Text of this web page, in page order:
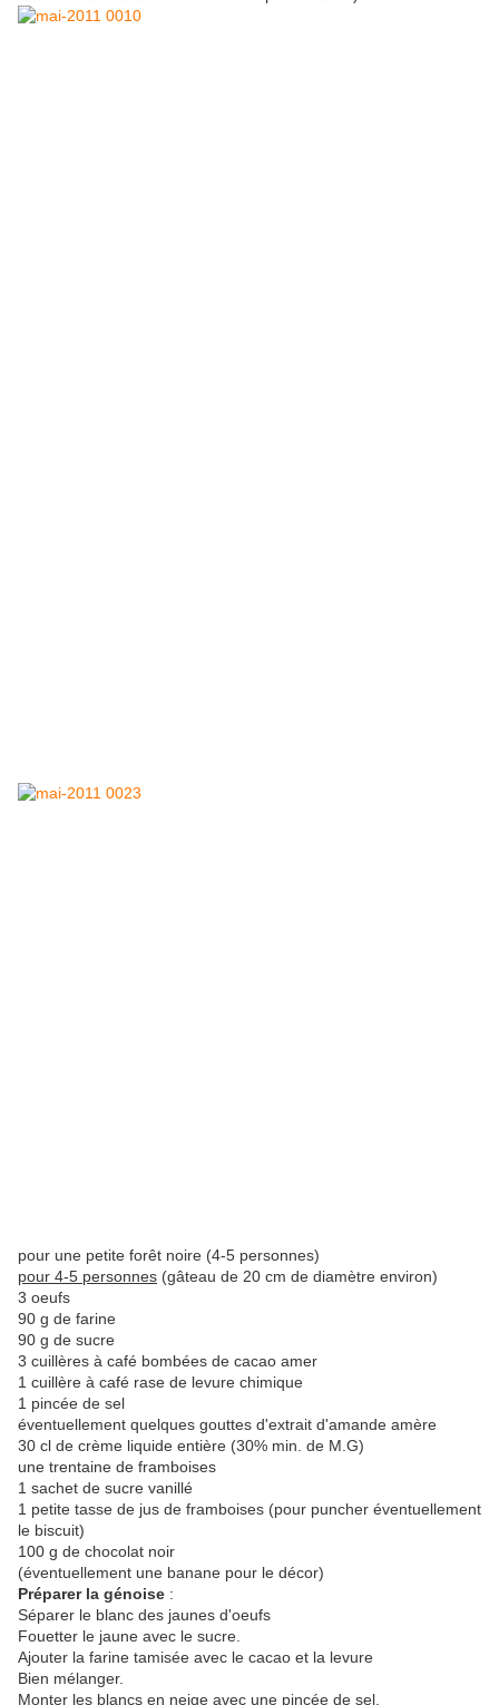
pour une petite forêt noire (4-5 personnes)
pour 4-5 personnes (gâteau de 20 cm de diamètre environ)
3 oeufs
90 g de farine
90 g de sucre
3 cuillères à café bombées de cacao amer
1 cuillère à café rase de levure chimique
1 pincée de sel
éventuellement quelques gouttes d'extrait d'amande amère
30 cl de crème liquide entière (30% min. de M.G)
une trentaine de framboises
1 sachet de sucre vanillé
1 petite tasse de jus de framboises (pour puncher éventuellement
le biscuit)
100 g de chocolat noir
(éventuellement une banane pour le décor)
Préparer la génoise :
Séparer le blanc des jaunes d'oeufs
Fouetter le jaune avec le sucre.
Ajouter la farine tamisée avec le cacao et la levure
Bien mélanger.
Monter les blancs en neige avec une pincée de sel.